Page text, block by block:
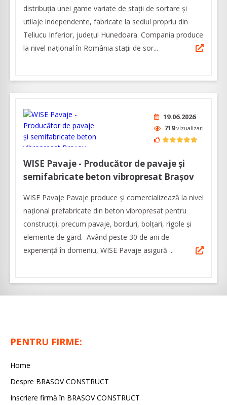
distribuția unei game variate de staţii de sortare şi
utilaje independente, fabricate la sediul propriu din
Teliucu Inferior, județul Hunedoara. Compania produce
la nivel naţional în România stații de sor...
19.06.2026
719vizualizari
WISE Pavaje - Producător de pavaje și
semifabricate beton vibropresat Braşov
WISE Pavaje Pavaje produce și comercializează la nivel
național prefabricate din beton vibropresat pentru
construcții, precum pavaje, borduri, bolțari, rigole și
elemente de gard. Având peste 30 de ani de
experiență în domeniu, WISE Pavaje asigură ...
PENTRU FIRME:
Home
Despre BRASOV CONSTRUCT
Inscriere firmă în BRASOV CONSTRUCT